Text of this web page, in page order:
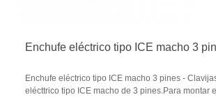
Enchufe eléctrico tipo ICE macho 3
Enchufe eléctrico tipo ICE macho 3 pines -
elécttrico tipo ICE macho de 3 pines.Para montar